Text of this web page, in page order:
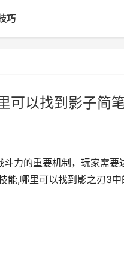
巧
可以找到影子简
力的重要机制，玩家需
能,哪里可以找到影之刃3